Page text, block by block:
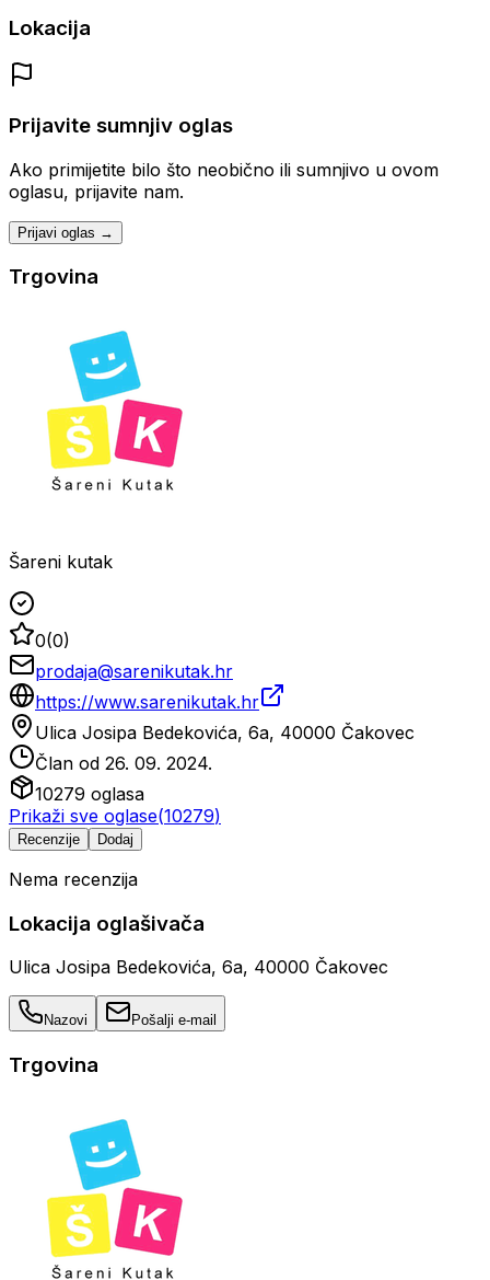
Lokacija
Prijavite sumnjiv oglas
Ako primijetite bilo što neobično ili sumnjivo u ovom
oglasu, prijavite nam.
Prijavi oglas →
Trgovina
Šareni kutak
0(0)
prodaja@sarenikutak.hr
https://www.sarenikutak.hr
Ulica Josipa Bedekovića, 6a, 40000 Čakovec
Član od 26. 09. 2024.
10279 oglasa
Prikaži sve oglase(10279)
Recenzije Dodaj
Nema recenzija
Lokacija oglašivača
Ulica Josipa Bedekovića, 6a, 40000 Čakovec
Nazovi Pošalji e-mail
Trgovina